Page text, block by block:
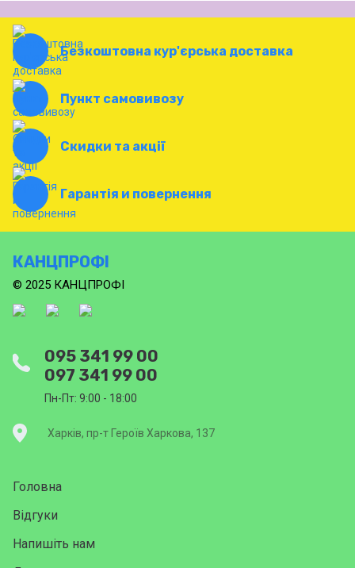
Безкоштовна кур'єрська доставка
Пункт самовивозу
Скидки та акції
Гарантія и повернення
КАНЦПРОФІ
© 2025 КАНЦПРОФІ
095 341 99 00
097 341 99 00
Пн-Пт: 9:00 - 18:00
Харків, пр-т Героїв Харкова, 137
Головна
Відгуки
Напишіть нам